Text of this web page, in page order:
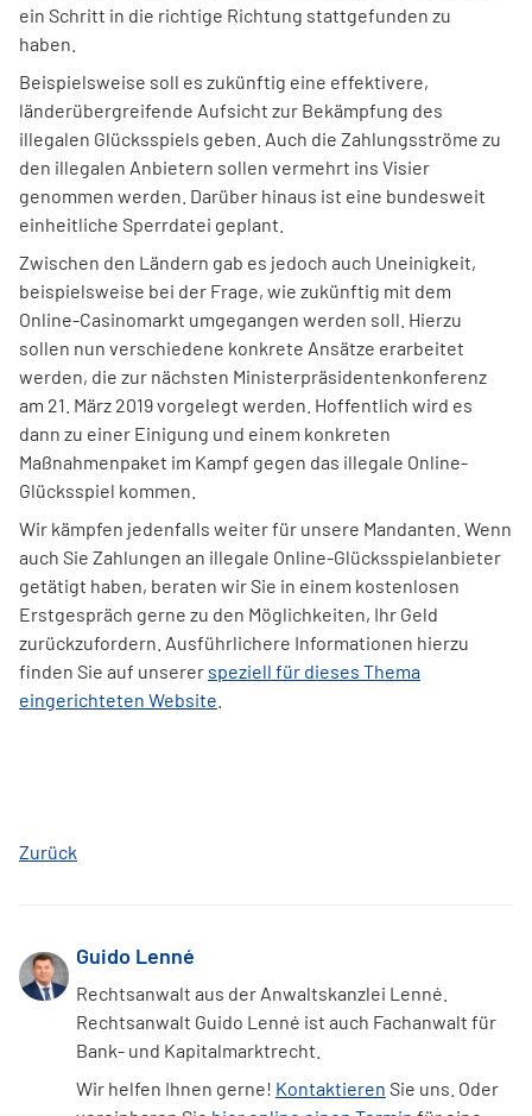
ein Schritt in die richtige Richtung stattgefunden zu
haben.
Beispielsweise soll es zukünftig eine effektivere,
länderübergreifende Aufsicht zur Bekämpfung des
illegalen Glücksspiels geben. Auch die Zahlungsströme zu
den illegalen Anbietern sollen vermehrt ins Visier
genommen werden. Darüber hinaus ist eine bundesweit
einheitliche Sperrdatei geplant.
Zwischen den Ländern gab es jedoch auch Uneinigkeit,
beispielsweise bei der Frage, wie zukünftig mit dem
Online-Casinomarkt umgegangen werden soll. Hierzu
sollen nun verschiedene konkrete Ansätze erarbeitet
werden, die zur nächsten Ministerpräsidentenkonferenz
am 21. März 2019 vorgelegt werden. Hoffentlich wird es
dann zu einer Einigung und einem konkreten
Maßnahmenpaket im Kampf gegen das illegale Online-
Glücksspiel kommen.
Wir kämpfen jedenfalls weiter für unsere Mandanten. Wenn
auch Sie Zahlungen an illegale Online-Glücksspielanbieter
getätigt haben, beraten wir Sie in einem kostenlosen
Erstgespräch gerne zu den Möglichkeiten, Ihr Geld
zurückzufordern. Ausführlichere Informationen hierzu
finden Sie auf unserer speziell für dieses Thema
eingerichteten Website
Zurück
Guido Lenné
Rechtsanwalt aus der Anwaltskanzlei Lenné.
Rechtsanwalt Guido Lenné ist auch Fachanwalt für
Bank- und Kapitalmarktrecht.
Wir helfen Ihnen gerne! Kontaktieren Sie uns. Oder